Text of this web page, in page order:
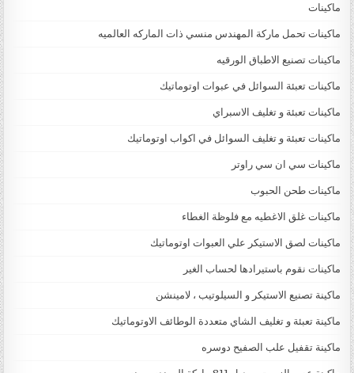
ماكينات
ماكينات تحمل ماركة المهندس منسي ذات الماركه العالميه
ماكينات تصنيع الاطباق الورقيه
ماكينات تعبئة السوائل في عبوات اوتوماتيك
ماكينات تعبئة و تغليف الاسبراي
ماكينات تعبئة و تغليف السوائل في اكواب اوتوماتيك
ماكينات سي ان سي راوتر
ماكينات طحن الحبوب
ماكينات غلق الاغطيه مع فلوظة الغطاء
ماكينات لصق الاستيكر علي العبوات اوتوماتيك
ماكينات نقوم باستيرادها لحساب الغير
ماكينة تصنيع الاستيكر و السيلوتيب ، لامينشن
ماكينة تعبئة و تغليف الشاي متعددة الوطائف الاوتوماتيك
ماكينة تقفيل علب الصفيح دوسره